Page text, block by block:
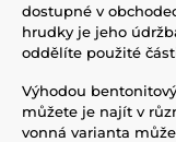
dostupné v
hrudky je jeho
oddělíte použité
Výhodou
můžete je najít v
vonná varianta